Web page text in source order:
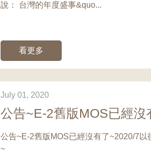
說： 台灣的年度盛事&quo...
看更多
July 01, 2020
公告~E-2舊版MOS已經
公告~E-2舊版MOS已經沒有了~2020/7